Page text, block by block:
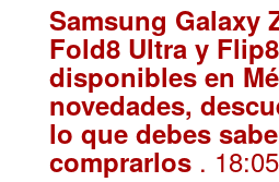
Samsung Galaxy
Fold8 Ultra y
disponibles en
novedades,
lo que debes
comprarlos . 18:05